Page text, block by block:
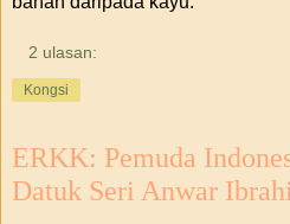
2 ulasan:
Kongsi
ERKK: Pemuda
Datuk Seri Anwar